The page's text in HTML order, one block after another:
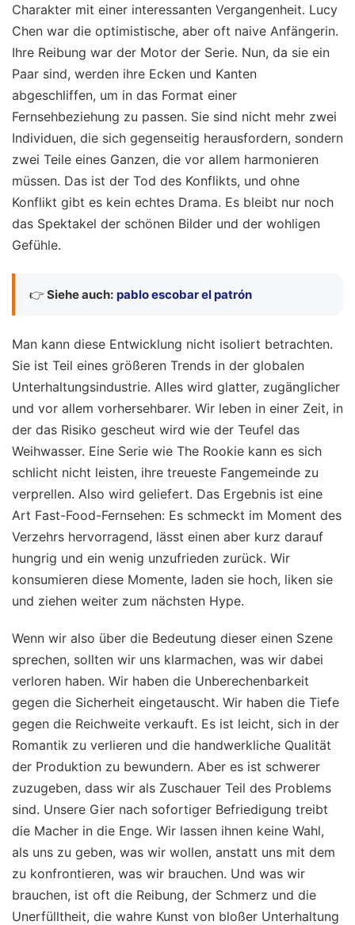
Charakter mit einer interessanten Vergangenheit. Lucy
Chen war die optimistische, aber oft naive Anfängerin.
Ihre Reibung war der Motor der Serie. Nun, da sie ein
Paar sind, werden ihre Ecken und Kanten
abgeschliffen, um in das Format einer
Fernsehbeziehung zu passen. Sie sind nicht mehr zwei
Individuen, die sich gegenseitig herausfordern, sondern
zwei Teile eines Ganzen, die vor allem harmonieren
müssen. Das ist der Tod des Konflikts, und ohne
Konflikt gibt es kein echtes Drama. Es bleibt nur noch
das Spektakel der schönen Bilder und der wohligen
Gefühle.
👉 Siehe auch: pablo escobar el patrón
Man kann diese Entwicklung nicht isoliert betrachten.
Sie ist Teil eines größeren Trends in der globalen
Unterhaltungsindustrie. Alles wird glatter, zugänglicher
und vor allem vorhersehbarer. Wir leben in einer Zeit, in
der das Risiko gescheut wird wie der Teufel das
Weihwasser. Eine Serie wie The Rookie kann es sich
schlicht nicht leisten, ihre treueste Fangemeinde zu
verprellen. Also wird geliefert. Das Ergebnis ist eine
Art Fast-Food-Fernsehen: Es schmeckt im Moment des
Verzehrs hervorragend, lässt einen aber kurz darauf
hungrig und ein wenig unzufrieden zurück. Wir
konsumieren diese Momente, laden sie hoch, liken sie
und ziehen weiter zum nächsten Hype.
Wenn wir also über die Bedeutung dieser einen Szene
sprechen, sollten wir uns klarmachen, was wir dabei
verloren haben. Wir haben die Unberechenbarkeit
gegen die Sicherheit eingetauscht. Wir haben die Tiefe
gegen die Reichweite verkauft. Es ist leicht, sich in der
Romantik zu verlieren und die handwerkliche Qualität
der Produktion zu bewundern. Aber es ist schwerer
zuzugeben, dass wir als Zuschauer Teil des Problems
sind. Unsere Gier nach sofortiger Befriedigung treibt
die Macher in die Enge. Wir lassen ihnen keine Wahl,
als uns zu geben, was wir wollen, anstatt uns mit dem
zu konfrontieren, was wir brauchen. Und was wir
brauchen, ist oft die Reibung, der Schmerz und die
Unerfülltheit, die wahre Kunst von bloßer Unterhaltung